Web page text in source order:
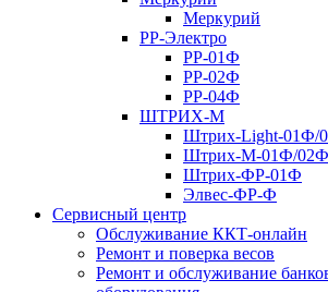
Меркурий
РР-Электро
РР-01Ф
РР-02Ф
РР-04Ф
ШТРИХ-М
Штрих-Light-01Ф/
Штрих-М-01Ф/02Ф
Штрих-ФР-01Ф
Элвес-ФР-Ф
Сервисный центр
Обслуживание ККТ-онлайн
Ремонт и поверка весов
Ремонт и обслуживание